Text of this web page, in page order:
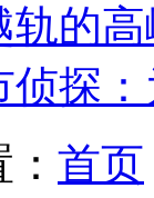
轨的
侦探
首页